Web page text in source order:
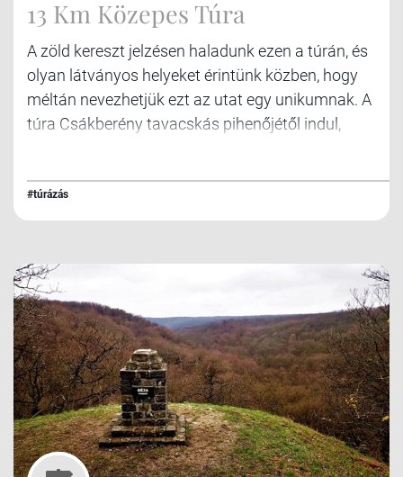
13 Km Közepes Túra
A zöld kereszt jelzésen haladunk ezen a túrán, és
olyan látványos helyeket érintünk közben, hogy
méltán nevezhetjük ezt az utat egy unikumnak. A
túra Csákberény tavacskás pihenőjétől indul,
#túrázás